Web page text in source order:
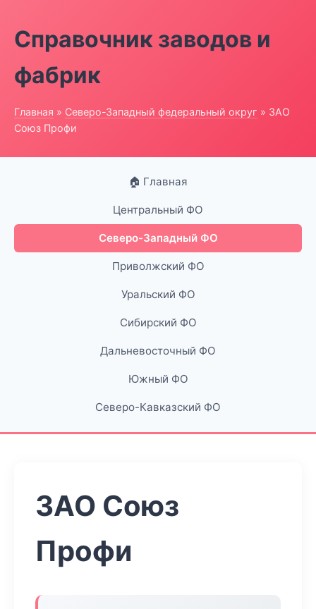
Справочник заводов и
фабрик
Главная » Северо-Западный федеральный округ » ЗАО
Союз Профи
🏠 Главная
Центральный ФО
Северо-Западный ФО
Приволжский ФО
Уральский ФО
Сибирский ФО
Дальневосточный ФО
Южный ФО
Северо-Кавказский ФО
ЗАО Союз
Профи